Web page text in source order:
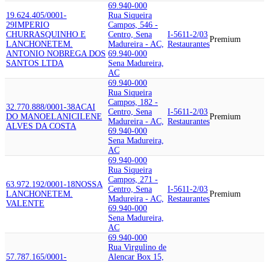
19.624.405/0001-
29IMPERIO
CHURRASQUINHO E
LANCHONETEM.
ANTONIO NOBREGA DOS
SANTOS LTDA
69.940-000
Rua Siqueira
Campos, 546 -
Centro, Sena
Madureira - AC,
69.940-000
Sena Madureira,
AC
I-5611-2/03
Restaurantes
Premium
32.770.888/0001-38ACAI
DO MANOELANICILENE
ALVES DA COSTA
69.940-000
Rua Siqueira
Campos, 182 -
Centro, Sena
Madureira - AC,
69.940-000
Sena Madureira,
AC
I-5611-2/03
Restaurantes
Premium
63.972.192/0001-18NOSSA
LANCHONETEM.
VALENTE
69.940-000
Rua Siqueira
Campos, 271 -
Centro, Sena
Madureira - AC,
69.940-000
Sena Madureira,
AC
I-5611-2/03
Restaurantes
Premium
57.787.165/0001-
69.940-000
Rua Virgulino de
Alencar Box 15,